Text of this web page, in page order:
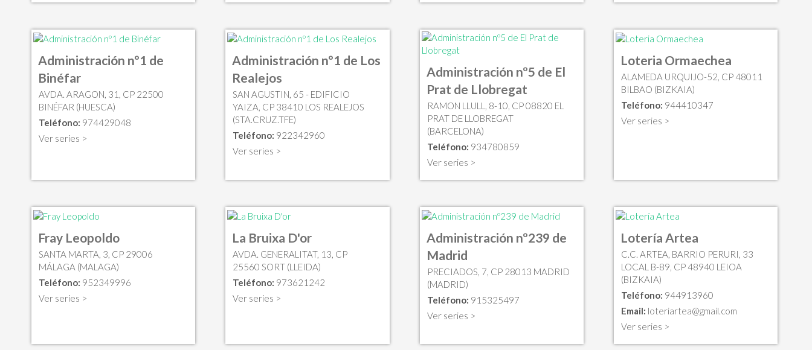
Administración nº1 de
Binéfar
AVDA. ARAGON, 31, CP 22500
BINÉFAR (HUESCA)
Teléfono: 974429048
Ver series >
Administración nº1 de Los
Realejos
SAN AGUSTIN, 65 - EDIFICIO
YAIZA, CP 38410 LOS REALEJOS
(STA.CRUZ.TFE)
Teléfono: 922342960
Ver series >
Administración nº5 de El
Prat de Llobregat
RAMON LLULL, 8-10, CP 08820 EL
PRAT DE LLOBREGAT
(BARCELONA)
Teléfono: 934780859
Ver series >
Loteria Ormaechea
ALAMEDA URQUIJO-52, CP 48011
BILBAO (BIZKAIA)
Teléfono: 944410347
Ver series >
Fray Leopoldo
SANTA MARTA, 3, CP 29006
MÁLAGA (MALAGA)
Teléfono: 952349996
Ver series >
La Bruixa D'or
AVDA. GENERALITAT, 13, CP
25560 SORT (LLEIDA)
Teléfono: 973621242
Ver series >
Administración nº239 de
Madrid
PRECIADOS, 7, CP 28013 MADRID
(MADRID)
Teléfono: 915325497
Ver series >
Lotería Artea
C.C. ARTEA, BARRIO PERURI, 33
LOCAL B-89, CP 48940 LEIOA
(BIZKAIA)
Teléfono: 944913960
Email: loteriartea@gmail.com
Ver series >